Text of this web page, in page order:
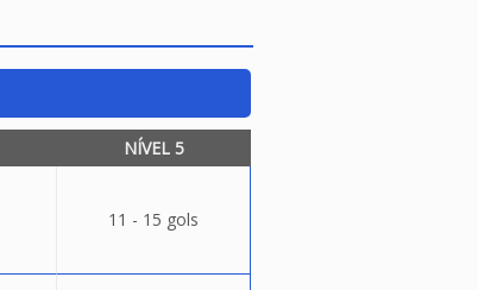
NÍVEL 5
11 - 15 gols